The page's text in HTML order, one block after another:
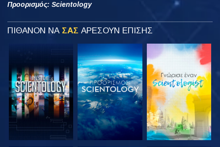
Προορισμός: Scientology
ΠΙΘΑΝΟΝ ΝΑ ΣΑΣ ΑΡΕΣΟΥΝ ΕΠΙΣΗΣ